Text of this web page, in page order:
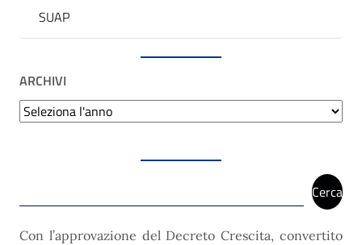
SUAP
ARCHIVI
Archivi
Cerca
Con l’approvazione del Decreto Crescita, convertito